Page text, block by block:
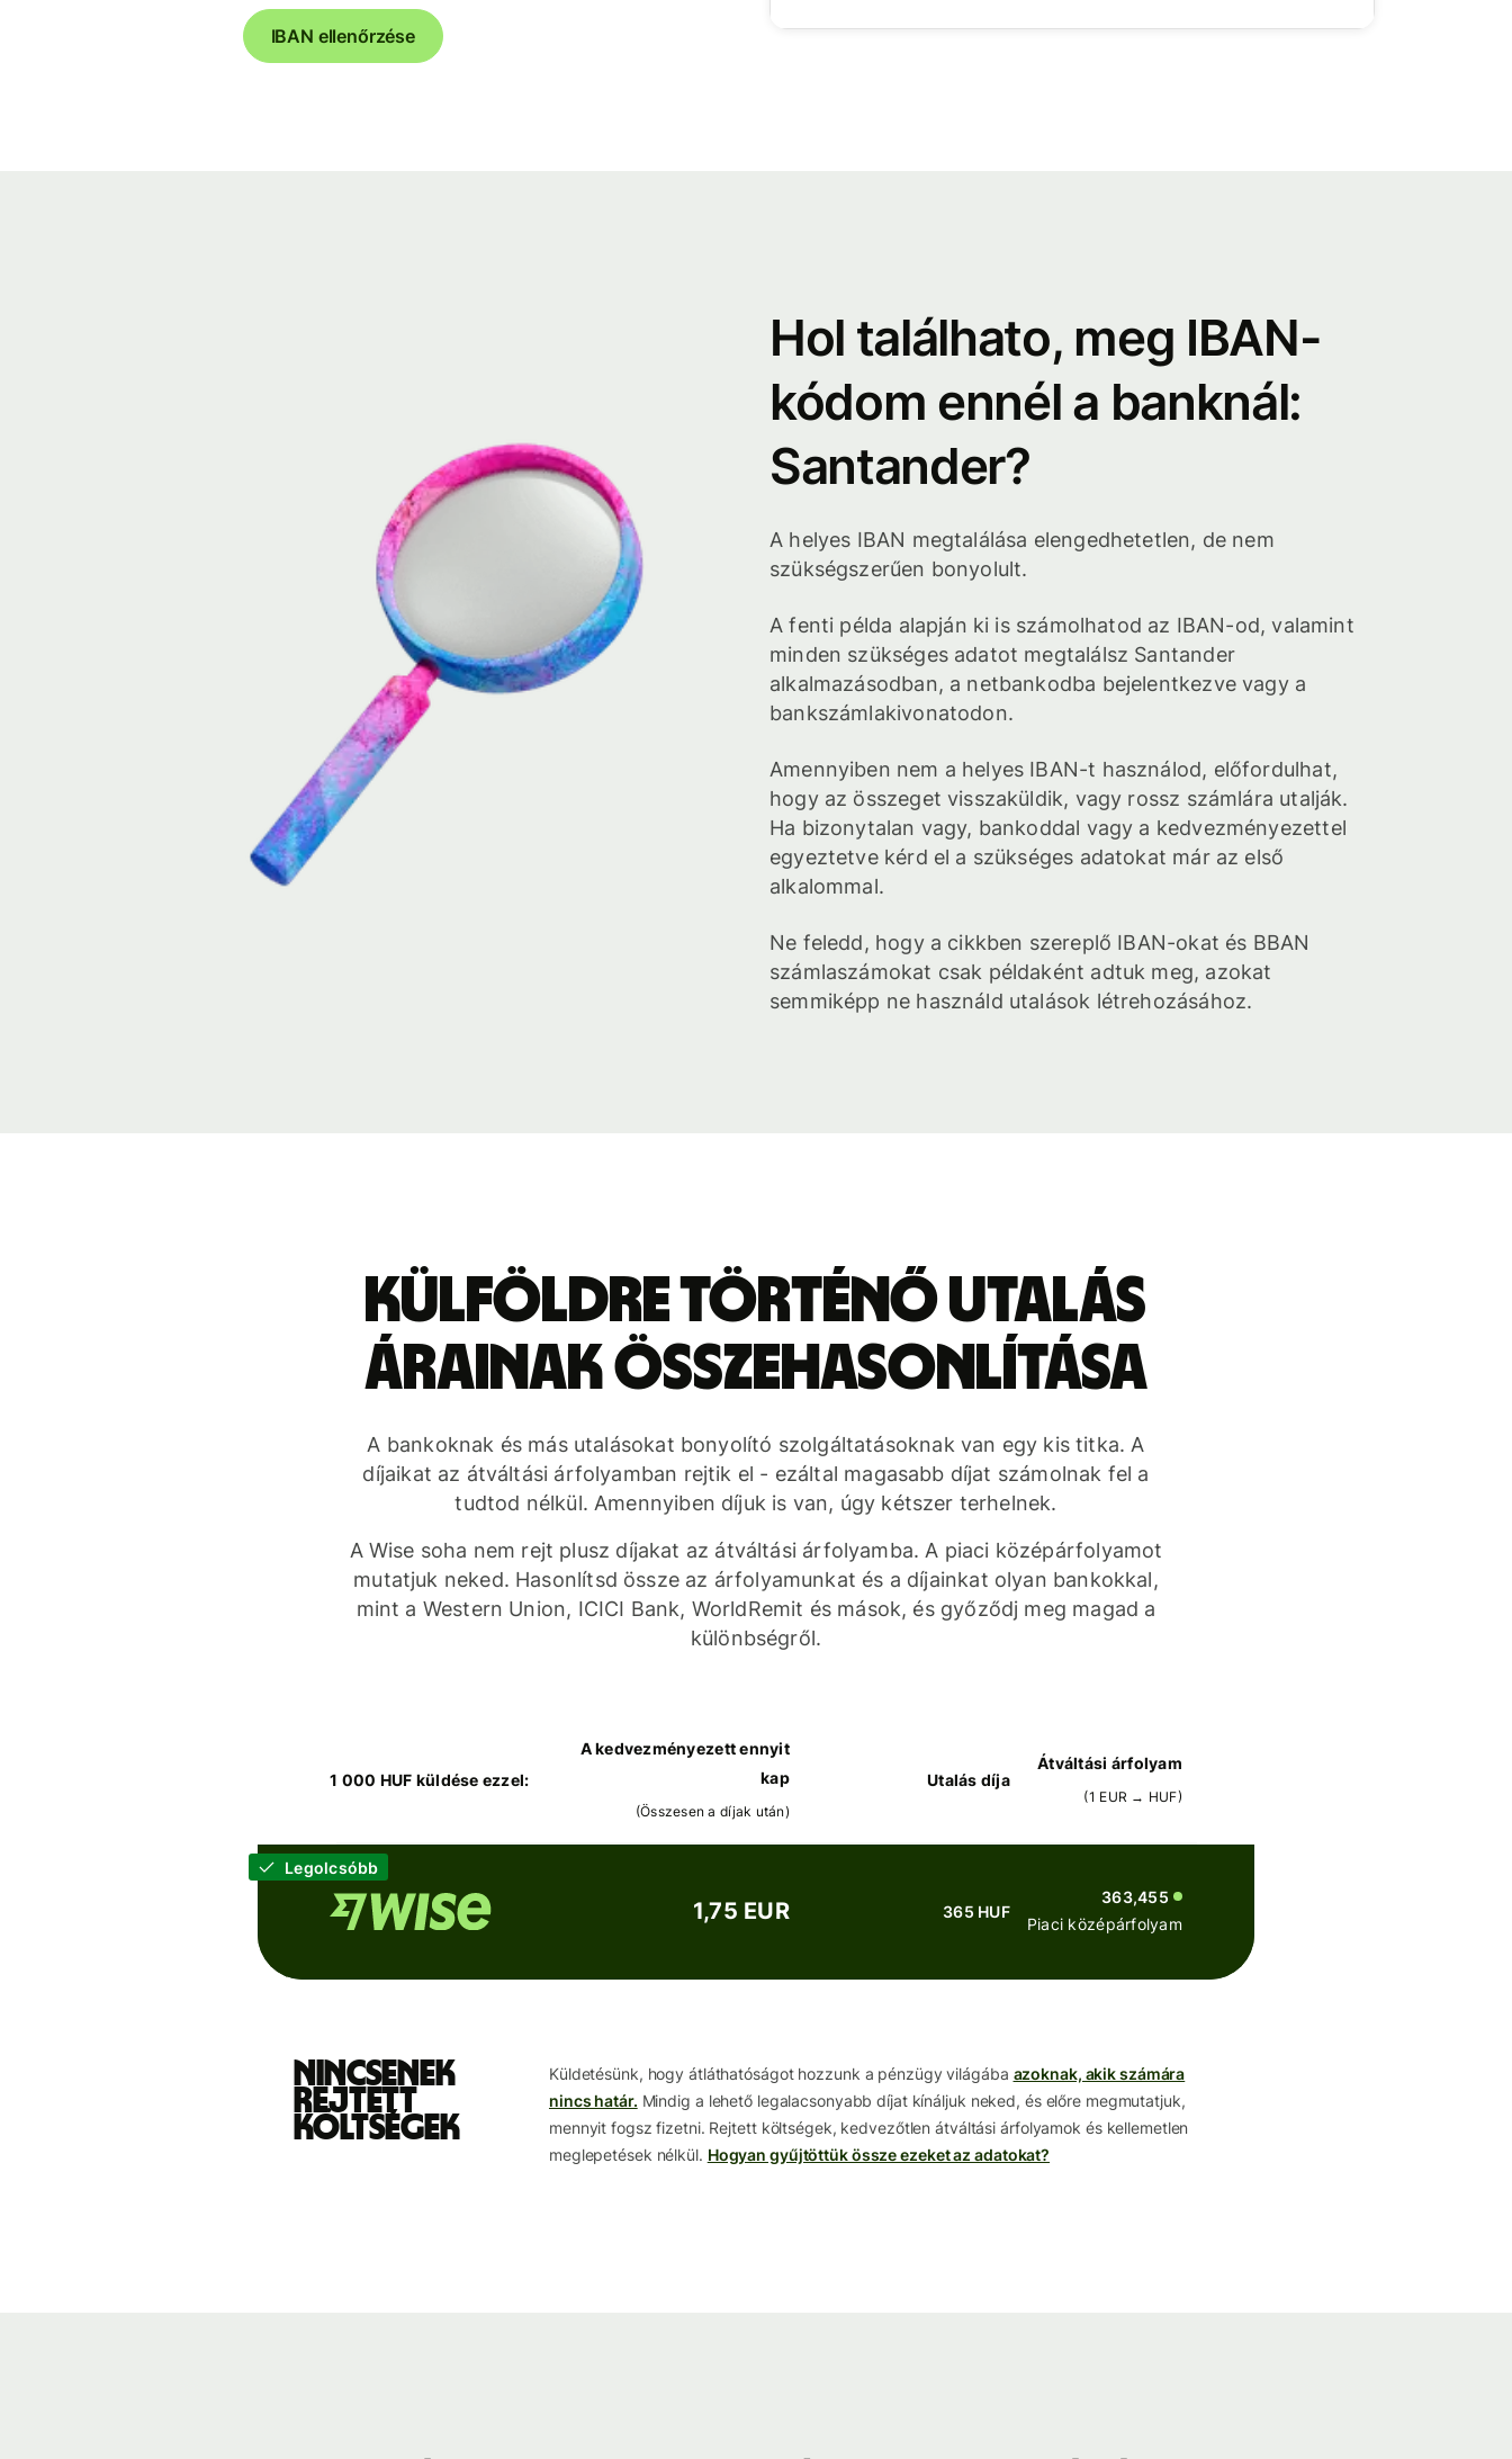
IBAN ellenőrzése
Hol találhato, meg IBAN-
kódom ennél a banknál:
Santander?
A helyes IBAN megtalálása elengedhetetlen, de nem
szükségszerűen bonyolult.
A fenti példa alapján ki is számolhatod az IBAN-od, valamint
minden szükséges adatot megtalálsz Santander
alkalmazásodban, a netbankodba bejelentkezve vagy a
bankszámlakivonatodon.
Amennyiben nem a helyes IBAN-t használod, előfordulhat,
hogy az összeget visszaküldik, vagy rossz számlára utalják.
Ha bizonytalan vagy, bankoddal vagy a kedvezményezettel
egyeztetve kérd el a szükséges adatokat már az első
alkalommal.
Ne feledd, hogy a cikkben szereplő IBAN-okat és BBAN
számlaszámokat csak példaként adtuk meg, azokat
semmiképp ne használd utalások létrehozásához.
Külföldre történő utalás
árainak összehasonlítása
A bankoknak és más utalásokat bonyolító szolgáltatásoknak van egy kis titka. A
díjaikat az átváltási árfolyamban rejtik el - ezáltal magasabb díjat számolnak fel a
tudtod nélkül. Amennyiben díjuk is van, úgy kétszer terhelnek.
A Wise soha nem rejt plusz díjakat az átváltási árfolyamba. A piaci középárfolyamot
mutatjuk neked. Hasonlítsd össze az árfolyamunkat és a díjainkat olyan bankokkal,
mint a Western Union, ICICI Bank, WorldRemit és mások, és győződj meg magad a
különbségről.
1 000 HUF küldése ezzel:
A kedvezményezett ennyit
kap
(Összesen a díjak után)
Utalás díja
Átváltási árfolyam
(1 EUR → HUF)
Legolcsóbb
1,75 EUR 365 HUF
363,455
Piaci középárfolyam
Nincsenek
rejtett
költségek
Küldetésünk, hogy átláthatóságot hozzunk a pénzügy világába azoknak, akik számára
nincs határ. Mindig a lehető legalacsonyabb díjat kínáljuk neked, és előre megmutatjuk,
mennyit fogsz fizetni. Rejtett költségek, kedvezőtlen átváltási árfolyamok és kellemetlen
meglepetések nélkül. Hogyan gyűjtöttük össze ezeket az adatokat?